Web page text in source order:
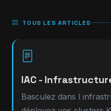
TOUS LES ARTICLES
IAC -
Basculez dans l